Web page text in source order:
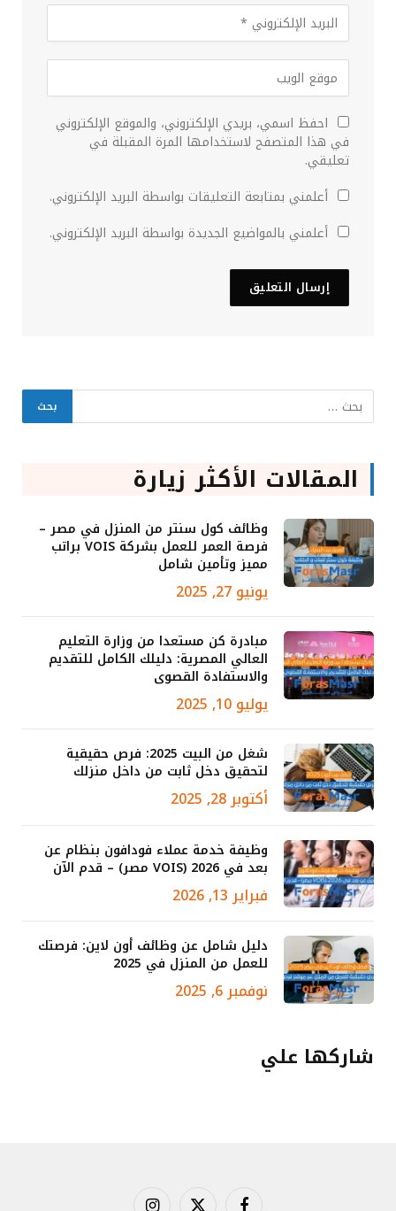
احفظ اسمي، بريدي الإلكتروني، والموقع الإلكتروني
في هذا المتصفح لاستخدامها المرة المقبلة في
تعليقي.
أعلمني بمتابعة التعليقات بواسطة البريد الإلكتروني.
أعلمني بالمواضيع الجديدة بواسطة البريد الإلكتروني.
المقالات الأكثر زيارة
وظائف كول سنتر من المنزل في مصر –
فرصة العمر للعمل بشركة VOIS براتب
مميز وتأمين شامل
يونيو 27, 2025
مبادرة كن مستعدا من وزارة التعليم
العالي المصرية: دليلك الكامل للتقديم
والاستفادة القصوى
يوليو 10, 2025
شغل من البيت 2025: فرص حقيقية
لتحقيق دخل ثابت من داخل منزلك
أكتوبر 28, 2025
وظيفة خدمة عملاء فودافون بنظام عن
بعد في 2026 (VOIS مصر) – قدم الآن
فبراير 13, 2026
دليل شامل عن وظائف أون لاين: فرصتك
للعمل من المنزل في 2025
نوفمبر 6, 2025
شاركها علي